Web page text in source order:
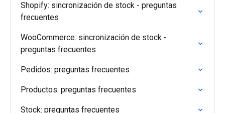
Shopify: sincronización de stock - preguntas
frecuentes
WooCommerce: sincronización de stock -
preguntas frecuentes
Pedidos: preguntas frecuentes
Productos: preguntas frecuentes
Stock: preguntas frecuentes